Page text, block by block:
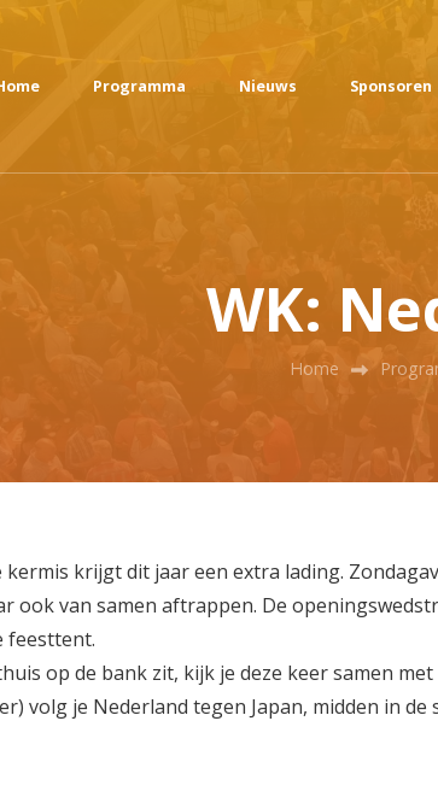
Programma Nieuws Sponsoren
WK:
Home
kermis krijgt dit jaar een extra lading.
ook van samen aftrappen. De
feesttent.
op de bank zit, kijk je deze keer samen
volg je Nederland tegen Japan, midden in de